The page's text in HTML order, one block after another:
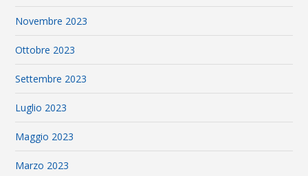
Novembre 2023
Ottobre 2023
Settembre 2023
Luglio 2023
Maggio 2023
Marzo 2023